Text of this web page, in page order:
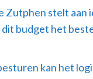
Zutphen stelt aan
budget het
kan het